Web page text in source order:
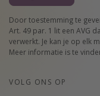
Door toestemming te
Art. 49 par. 1 lit een AVG
verwerkt. Je kan je op elk
Meer informatie is te
VOLG ONS OP